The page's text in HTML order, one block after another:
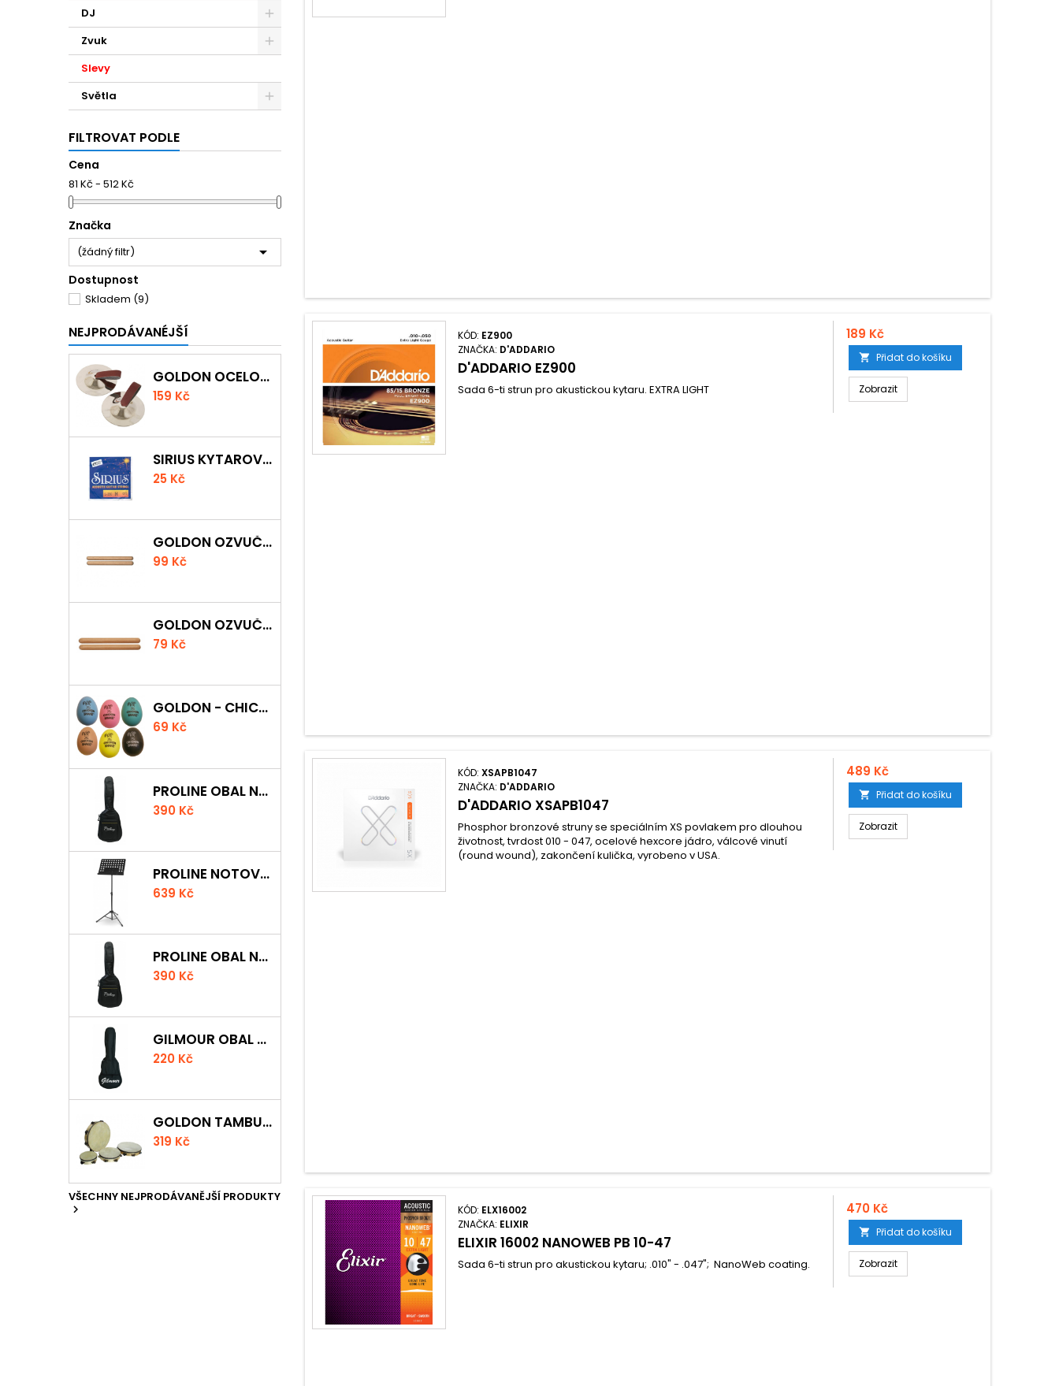
DJ
Zvuk
Slevy
Světla
FILTROVAT PODLE
Cena
81 Kč - 512 Kč
Značka
(žádný filtr) 
Dostupnost
Skladem (9)
NEJPRODÁVANÉJŠÍ
GOLDON OCELOVÉ PRSTOVÉ ČINELKY
159 Kč
SIRIUS KYTAROVÁ STRUNA
25 Kč
GOLDON OZVUČNÁ DŘÍVKA 18 X 200MM
99 Kč
GOLDON OZVUČNÁ DŘÍVKA 15 X 150MM
79 Kč
GOLDON - CHICKEN SHAKER
69 Kč
PROLINE OBAL NA AKUSTICKOU KYTARU S 5 MM POLSTROVÁNÍM
390 Kč
PROLINE NOTOVÝ PULT ODLEHČENÝ
639 Kč
PROLINE OBAL NA KLASICKOU KYTARU S 5 MM POLSTROVÁNÍM
390 Kč
GILMOUR OBAL NA UKULELE CONCERT
220 Kč
GOLDON TAMBURÍNA S BLÁNOU A ČINELKY 20CM
319 Kč
VŠECHNY NEJPRODÁVANĚJŠÍ PRODUKTY

KÓD: EZ900
ZNAČKA: D'ADDARIO
D'ADDARIO EZ900
Sada 6-ti strun pro akustickou kytaru. EXTRA LIGHT
189 Kč
 Přidat do košíku
Zobrazit
KÓD:XSAPB1047
ZNAČKA: D'ADDARIO
D'ADDARIO XSAPB1047
Phosphor bronzové struny se speciálním XS povlakem pro dlouhou
životnost, tvrdost 010 - 047, ocelové hexcore jádro, válcové vinutí
(round wound), zakončení kulička, vyrobeno v USA.
489 Kč
 Přidat do košíku
Zobrazit
KÓD: ELX16002
ZNAČKA: ELIXIR
ELIXIR 16002 NANOWEB PB 10-47
Sada 6-ti strun pro akustickou kytaru; .010" - .047"; NanoWeb coating.
470 Kč
 Přidat do košíku
Zobrazit